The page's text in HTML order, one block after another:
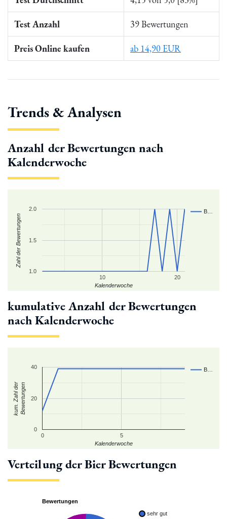
Test Anzahl 39 Bewertungen
Preis Online kaufen ab 14,90 EUR
Trends & Analysen
Anzahl der Bewertungen nach
Kalenderwoche
B…
10 20
1.0
1.5
2.0
Kalenderwoche
Zahl der Bewertungen
kumulative Anzahl der Bewertungen
nach Kalenderwoche
B…
0 5
0
20
40
Kalenderwoche
kum. Zahl derBewertungen
Verteilung der Bier Bewertungen
Bewertungen
sehr gut